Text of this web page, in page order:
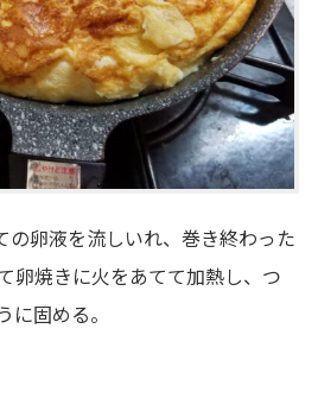
の卵液を流しいれ、巻き終わった
卵焼きに火をあてて加熱し、つ
固める。